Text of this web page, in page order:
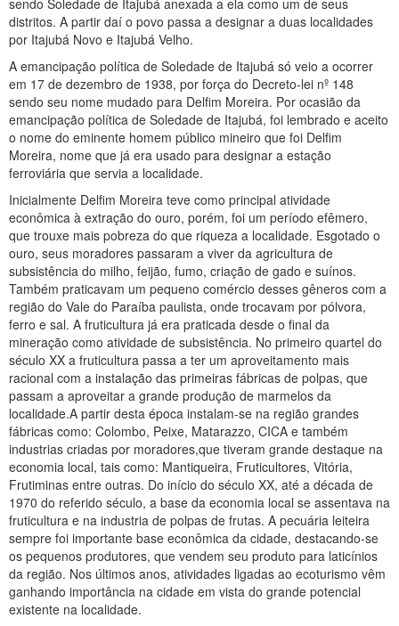
sendo Soledade de Itajubá anexada a ela como um de seus
distritos. A partir daí o povo passa a designar a duas localidades
por Itajubá Novo e Itajubá Velho.
A emancipação política de Soledade de Itajubá só veio a ocorrer
em 17 de dezembro de 1938, por força do Decreto-lei nº 148
sendo seu nome mudado para Delfim Moreira. Por ocasião da
emancipação política de Soledade de Itajubá, foi lembrado e aceito
o nome do eminente homem público mineiro que foi Delfim
Moreira, nome que já era usado para designar a estação
ferroviária que servia a localidade.
Inicialmente Delfim Moreira teve como principal atividade
econômica à extração do ouro, porém, foi um período efêmero,
que trouxe mais pobreza do que riqueza a localidade. Esgotado o
ouro, seus moradores passaram a viver da agricultura de
subsistência do milho, feijão, fumo, criação de gado e suínos.
Também praticavam um pequeno comércio desses gêneros com a
região do Vale do Paraíba paulista, onde trocavam por pólvora,
ferro e sal. A fruticultura já era praticada desde o final da
mineração como atividade de subsistência. No primeiro quartel do
século XX a fruticultura passa a ter um aproveitamento mais
racional com a instalação das primeiras fábricas de polpas, que
passam a aproveitar a grande produção de marmelos da
localidade.A partir desta época instalam-se na região grandes
fábricas como: Colombo, Peixe, Matarazzo, CICA e também
industrias criadas por moradores,que tiveram grande destaque na
economia local, tais como: Mantiqueira, Fruticultores, Vitória,
Frutiminas entre outras. Do início do século XX, até a década de
1970 do referido século, a base da economia local se assentava na
fruticultura e na industria de polpas de frutas. A pecuária leiteira
sempre foi importante base econômica da cidade, destacando-se
os pequenos produtores, que vendem seu produto para laticínios
da região. Nos últimos anos, atividades ligadas ao ecoturismo vêm
ganhando importância na cidade em vista do grande potencial
existente na localidade.